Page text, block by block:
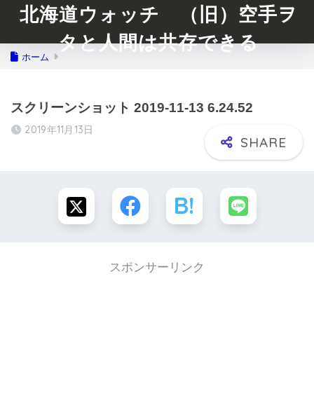
北海道ウォッチ （旧）空手ヲ
タと人間は共存できる
ホーム
スクリーンショット 2019-11-13 6.24.52
2019年11月13日
スポンサーリンク